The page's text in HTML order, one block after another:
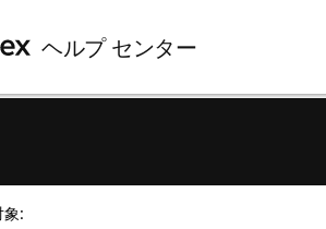
ヘルプ センター
象: